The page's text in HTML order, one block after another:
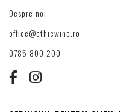
Despre noi
office@ethicwine.ro
0785 800 200